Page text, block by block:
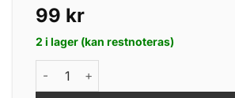
99 kr
2 i lager (kan restnoteras)
Rapala Gear Belt Pliers Sheath mängd